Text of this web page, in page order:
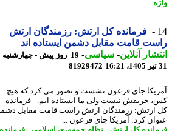
فرمانده کل ارتش: رزمندگان ارتش
قامت مقابل دشمن ایستاده اند
آنلاین-سیاسی-
19 روز پیش - چهارشنبه
81929472
جای فرعون نشست و تصور می کرد که هیچ
حریفش نیست ولی ما ایستاده ایم. - فرمانده
رزمندگان ارتش راست قامت مقابل دشمن
کرد: آمریکا جای فرعون ...